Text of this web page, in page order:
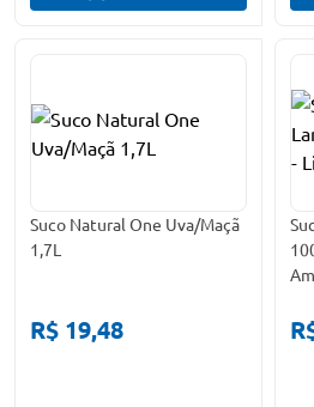
Suco Natural One Uva/Maçã
1,7L
R$ 19,48